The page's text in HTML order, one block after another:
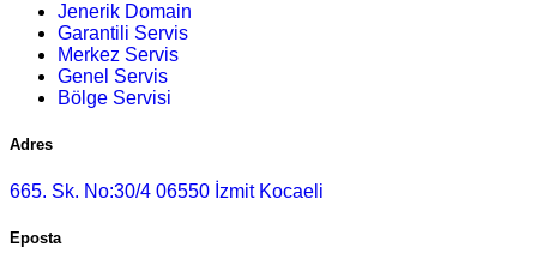
Jenerik Domain
Garantili Servis
Merkez Servis
Genel Servis
Bölge Servisi
Adres
665. Sk. No:30/4 06550 İzmit Kocaeli
Eposta